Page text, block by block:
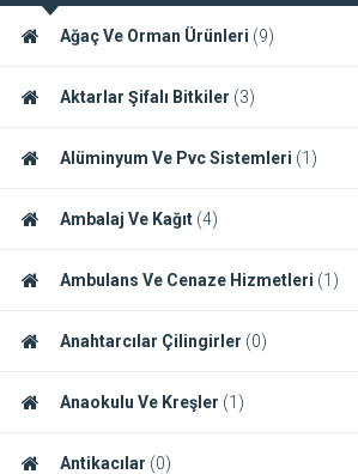
Ağaç Ve Orman Ürünleri (9)
Aktarlar Şifalı Bitkiler (3)
Alüminyum Ve Pvc Sistemleri (1)
Ambalaj Ve Kağıt (4)
Ambulans Ve Cenaze Hizmetleri (1)
Anahtarcılar Çilingirler (0)
Anaokulu Ve Kreşler (1)
Antikacılar (0)